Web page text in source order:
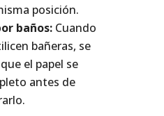
posición.
baños: Cuando
bañeras, se
el papel se
antes de